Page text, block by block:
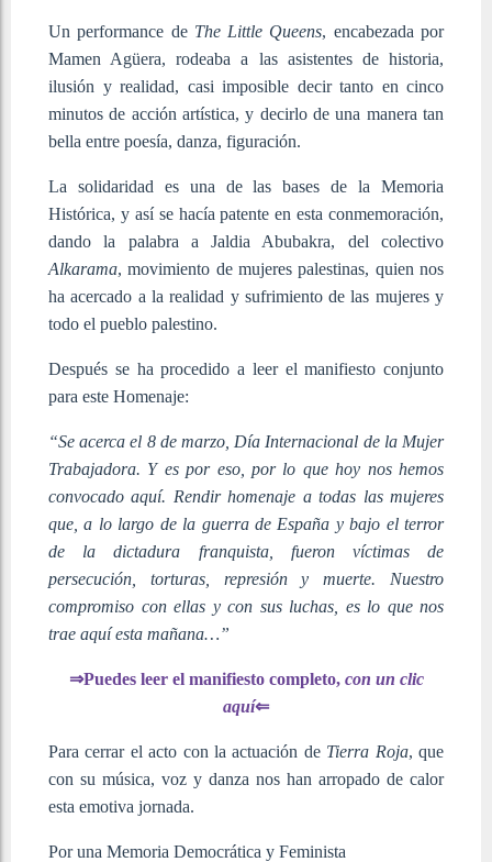
Un performance de The Little Queens, encabezada por
Mamen Agüera, rodeaba a las asistentes de historia,
ilusión y realidad, casi imposible decir tanto en cinco
minutos de acción artística, y decirlo de una manera tan
bella entre poesía, danza, figuración.
La solidaridad es una de las bases de la Memoria
Histórica, y así se hacía patente en esta conmemoración,
dando la palabra a Jaldia Abubakra, del colectivo
Alkarama, movimiento de mujeres palestinas, quien nos
ha acercado a la realidad y sufrimiento de las mujeres y
todo el pueblo palestino.
Después se ha procedido a leer el manifiesto conjunto
para este Homenaje:
“Se acerca el 8 de marzo, Día Internacional de la Mujer
Trabajadora. Y es por eso, por lo que hoy nos hemos
convocado aquí. Rendir homenaje a todas las mujeres
que, a lo largo de la guerra de España y bajo el terror
de la dictadura franquista, fueron víctimas de
persecución, torturas, represión y muerte. Nuestro
compromiso con ellas y con sus luchas, es lo que nos
trae aquí esta mañana…”
⇒Puedes leer el manifiesto completo, con un clic
aquí⇐
Para cerrar el acto con la actuación de Tierra Roja, que
con su música, voz y danza nos han arropado de calor
esta emotiva jornada.
Por una Memoria Democrática y Feminista